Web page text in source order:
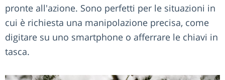
pronte all'azione. Sono perfetti per le situazioni in
cui è richiesta una manipolazione precisa, come
digitare su uno smartphone o afferrare le chiavi in
tasca.